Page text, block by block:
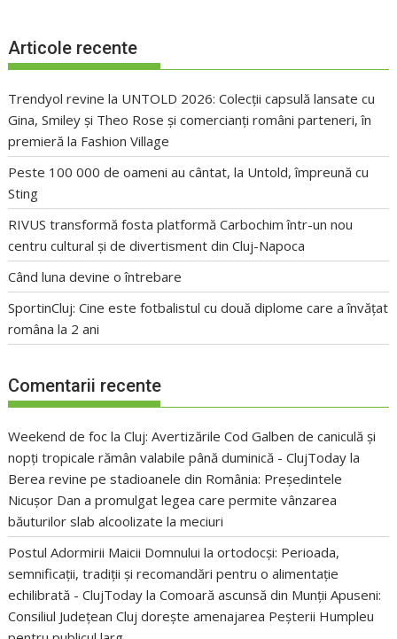
Articole recente
Trendyol revine la UNTOLD 2026: Colecții capsulă lansate cu
Gina, Smiley și Theo Rose și comercianți români parteneri, în
premieră la Fashion Village
Peste 100 000 de oameni au cântat, la Untold, împreună cu
Sting
RIVUS transformă fosta platformă Carbochim într-un nou
centru cultural și de divertisment din Cluj-Napoca
Când luna devine o întrebare
SportinCluj: Cine este fotbalistul cu două diplome care a învățat
româna la 2 ani
Comentarii recente
Weekend de foc la Cluj: Avertizările Cod Galben de caniculă și
nopți tropicale rămân valabile până duminică - ClujToday la
Berea revine pe stadioanele din România: Președintele
Nicușor Dan a promulgat legea care permite vânzarea
băuturilor slab alcoolizate la meciuri
Postul Adormirii Maicii Domnului la ortodocși: Perioada,
semnificații, tradiții și recomandări pentru o alimentație
echilibrată - ClujToday laComoară ascunsă din Munții Apuseni:
Consiliul Județean Cluj dorește amenajarea Peșterii Humpleu